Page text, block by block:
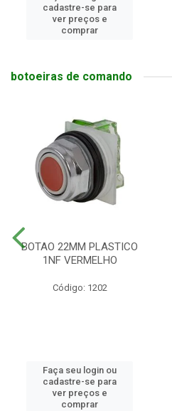
cadastre-se para
ver preços e
comprar
botoeiras de comando
BOTAO 22MM PLASTICO
1NF VERMELHO
Código: 1202
Faça seu login ou
cadastre-se para
ver preços e
comprar